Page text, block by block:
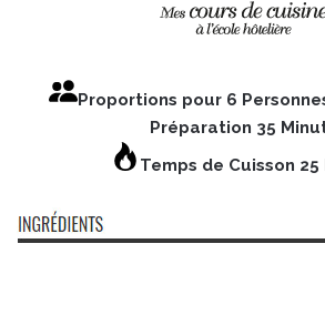
Proportions pour 6
Préparation 35
Temps de Cuisson